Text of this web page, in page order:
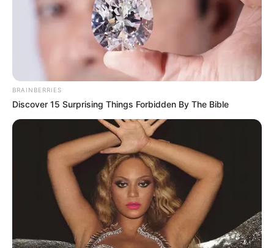
BRAINBERRIES
Discover 15 Surprising Things Forbidden By The Bible